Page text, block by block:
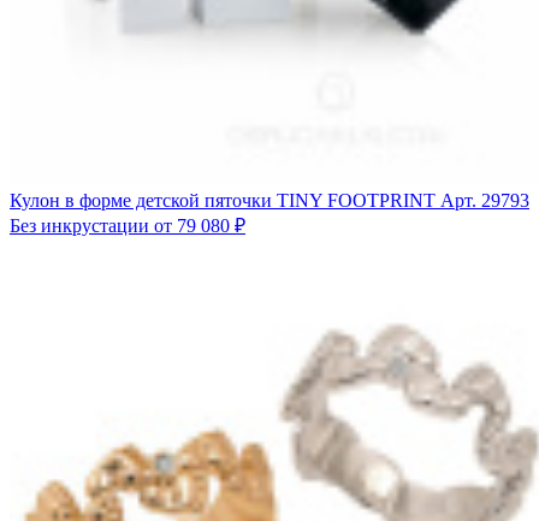
Кулон в форме детской пяточки TINY FOOTPRINT Арт. 29793
Без инкрустации от 79 080 ₽